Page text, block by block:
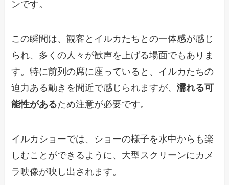
ンです。
この瞬間は、観客とイルカたちとの一体感が感じ
られ、多くの人々が歓声を上げる場面でもありま
す。特に前列の席に座っていると、イルカたちの
迫力ある動きを間近で感じられますが、濡れる可
能性があるため注意が必要です。
イルカショーでは、ショーの様子を水中からも楽
しむことができるように、大型スクリーンにカメ
ラ映像が映し出されます。